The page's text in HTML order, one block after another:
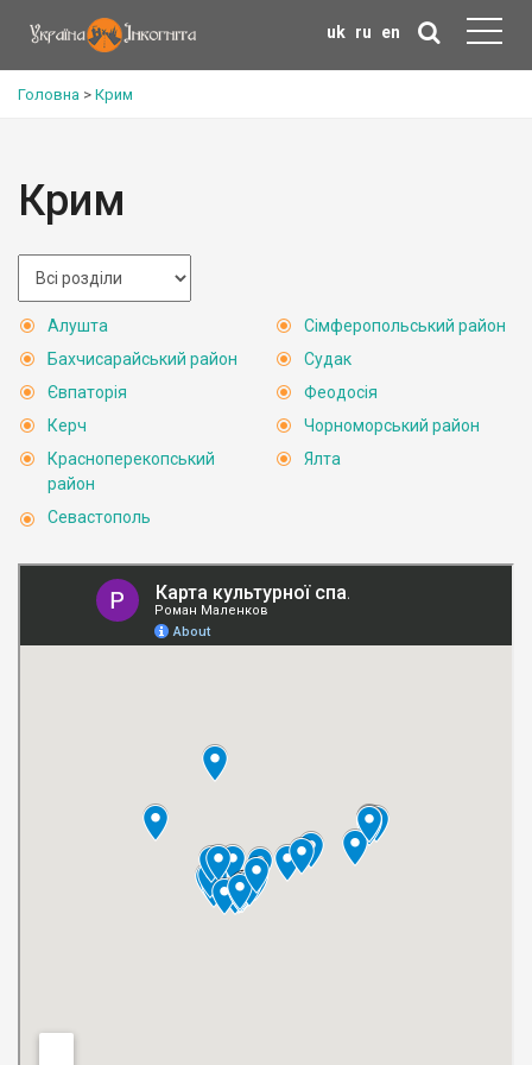
uk ru en
Головна > Крим
Крим
Алушта
Бахчисарайський район
Євпаторія
Керч
Красноперекопський
район
Севастополь
Сімферопольський район
Судак
Феодосія
Чорноморський район
Ялта